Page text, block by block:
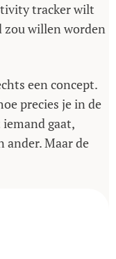
tracker wilt
zou willen worden
een concept.
precies je in de
gaat,
ander. Maar de